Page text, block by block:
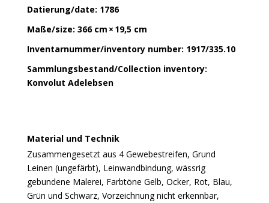
Datierung/date: 1786
Maße/size: 366 cm × 19,5 cm
Inventarnummer/inventory number: 1917/335.10
Sammlungsbestand/Collection inventory:
Konvolut Adelebsen
Material und Technik
Zusammengesetzt aus 4 Gewebestreifen, Grund
Leinen (ungefärbt), Leinwandbindung, wässrig
gebundene Malerei, Farbtöne Gelb, Ocker, Rot, Blau,
Grün und Schwarz, Vorzeichnung nicht erkennbar,